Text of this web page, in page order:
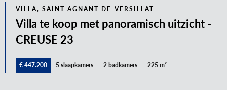
VILLA, SAINT-AGNANT-DE-VERSILLAT
Villa te koop met panoramisch uitzicht -
CREUSE 23
€ 447.200 5 slaapkamers 2 badkamers 225 m²